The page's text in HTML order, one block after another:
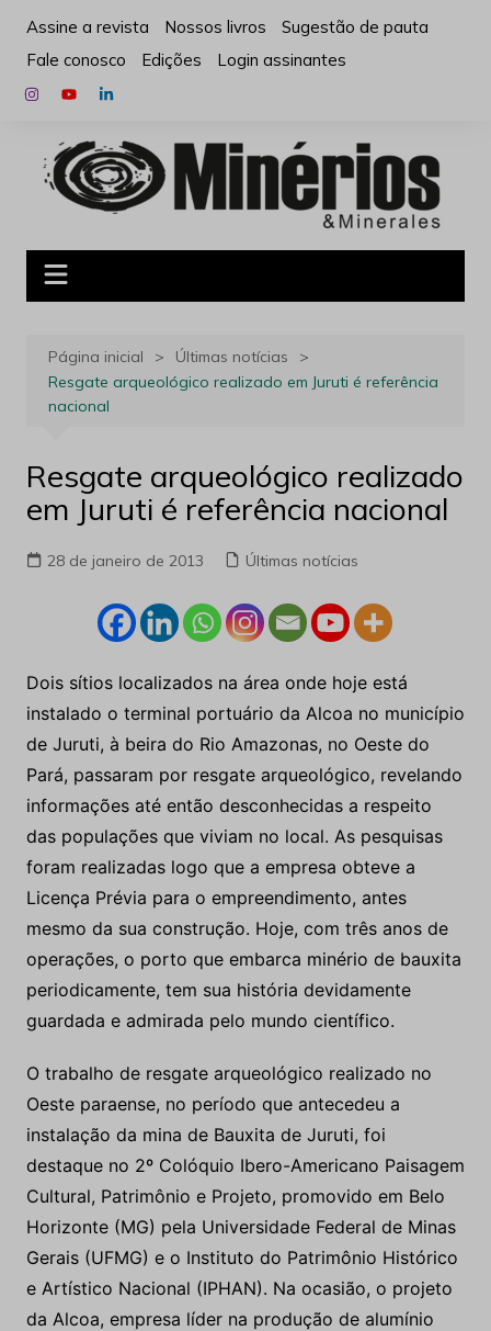
para
conteúdo
Assine a revista Nossos livros
Sugestão de pauta
Fale conosco
Edições Login assinantes
Página inicial
Últimas notícias
Resgate arqueológico realizado em Juruti é referência
nacional
Resgate arqueológico realizado
em Juruti é referência nacional
28 de janeiro de 2013 Últimas notícias
Dois sítios localizados na área onde hoje está
instalado o terminal portuário da Alcoa no município
de Juruti, à beira do Rio Amazonas, no Oeste do
Pará, passaram por resgate arqueológico, revelando
informações até então desconhecidas a respeito
das populações que viviam no local. As pesquisas
foram realizadas logo que a empresa obteve a
Licença Prévia para o empreendimento, antes
mesmo da sua construção. Hoje, com três anos de
operações, o porto que embarca minério de bauxita
periodicamente, tem sua história devidamente
guardada e admirada pelo mundo científico.
O trabalho de resgate arqueológico realizado no
Oeste paraense, no período que antecedeu a
instalação da mina de Bauxita de Juruti, foi
destaque no 2º Colóquio Ibero-Americano Paisagem
Cultural, Patrimônio e Projeto, promovido em Belo
Horizonte (MG) pela Universidade Federal de Minas
Gerais (UFMG) e o Instituto do Patrimônio Histórico
e Artístico Nacional (IPHAN). Na ocasião, o projeto
da Alcoa, empresa líder na produção de alumínio